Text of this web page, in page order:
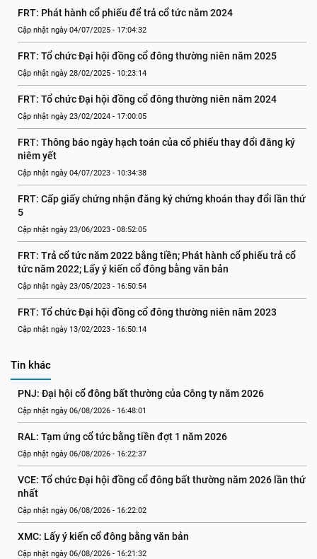
FRT: Phát hành cổ phiếu để trả cổ tức năm 2024
Cập nhật ngày 04/07/2025 - 17:04:32
FRT: Tổ chức Đại hội đồng cổ đông thường niên năm 2025
Cập nhật ngày 28/02/2025 - 10:23:14
FRT: Tổ chức Đại hội đồng cổ đông thường niên năm 2024
Cập nhật ngày 23/02/2024 - 17:00:05
FRT: Thông báo ngày hạch toán của cổ phiếu thay đổi đăng ký
niêm yết
Cập nhật ngày 04/07/2023 - 10:34:38
FRT: Cấp giấy chứng nhận đăng ký chứng khoán thay đổi lần thứ
5
Cập nhật ngày 23/06/2023 - 08:52:05
FRT: Trả cổ tức năm 2022 bằng tiền; Phát hành cổ phiếu trả cổ
tức năm 2022; Lấy ý kiến cổ đông bằng văn bản
Cập nhật ngày 23/05/2023 - 16:50:54
FRT: Tổ chức Đại hội đồng cổ đông thường niên năm 2023
Cập nhật ngày 13/02/2023 - 16:50:14
Tin khác
PNJ: Đại hội cổ đông bất thường của Công ty năm 2026
Cập nhật ngày 06/08/2026 - 16:48:01
RAL: Tạm ứng cổ tức bằng tiền đợt 1 năm 2026
Cập nhật ngày 06/08/2026 - 16:22:37
VCE: Tổ chức Đại hội đồng cổ đông bất thường năm 2026 lần thứ
nhất
Cập nhật ngày 06/08/2026 - 16:22:02
XMC: Lấy ý kiến cổ đông bằng văn bản
Cập nhật ngày 06/08/2026 - 16:21:32